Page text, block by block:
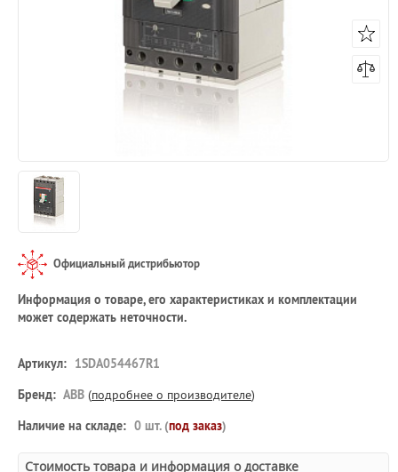
Официальный дистрибьютор
Информация о товаре, его характеристиках и комплектации
может содержать неточности.
Артикул: 1SDA054467R1
Бренд: ABB (подробнее о производителе)
Наличие на складе: 0 шт. (под заказ)
Стоимость товара и информация о доставке